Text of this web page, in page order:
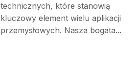
technicznych, które stanowią
kluczowy element wielu aplikacji
przemysłowych. Nasza bogata...